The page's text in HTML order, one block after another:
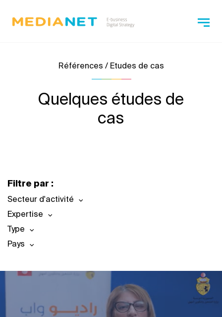
Références / Etudes de cas
Quelques études de
cas
Filtre par :
Secteur d'activité
Expertise
Type
Pays